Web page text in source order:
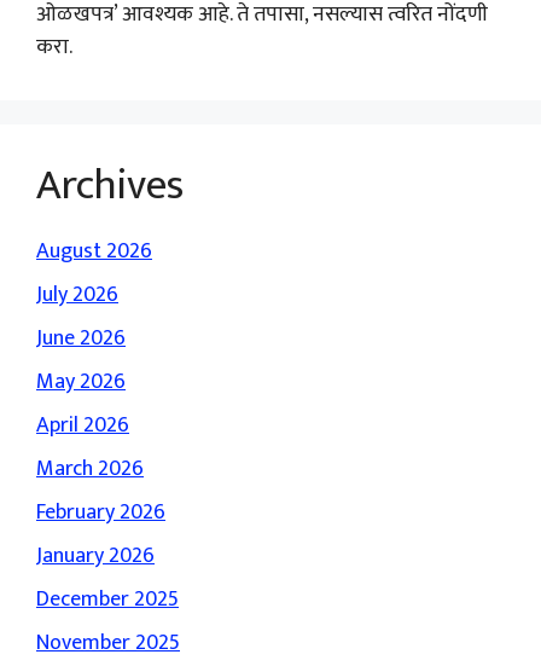
ओळखपत्र’ आवश्यक आहे. ते तपासा, नसल्यास त्वरित नोंदणी
करा.
Archives
August 2026
July 2026
June 2026
May 2026
April 2026
March 2026
February 2026
January 2026
December 2025
November 2025